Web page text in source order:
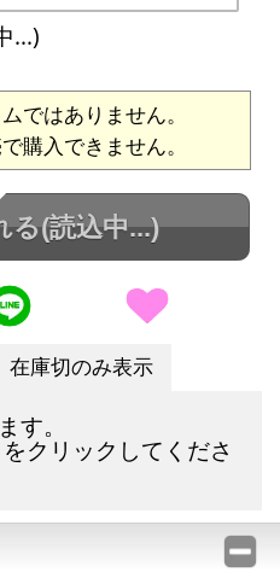
...)
ではありません。
購入できません。
る(読込中...)
在庫切のみ表示
す。
をクリックしてくださ